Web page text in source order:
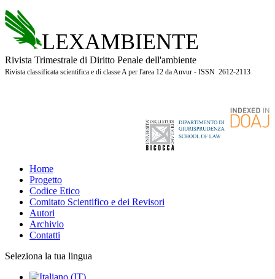
LEXAMBIENTE
Rivista Trimestrale di Diritto Penale dell'ambiente
Rivista classificata scientifica e di classe A per l'area 12 da Anvur - ISSN 2612-2113
Home
Progetto
Codice Etico
Comitato Scientifico e dei Revisori
Autori
Archivio
Contatti
Seleziona la tua lingua